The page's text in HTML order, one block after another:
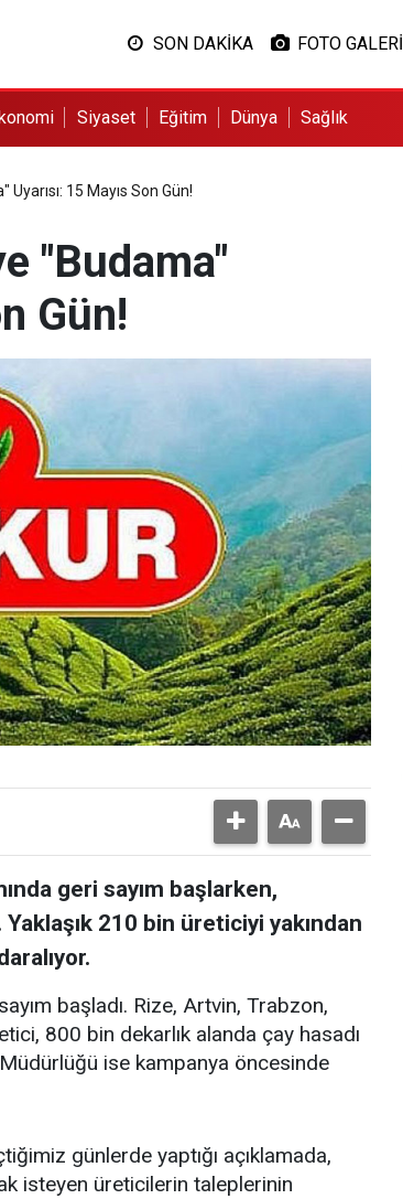
SON DAKİKA FOTO GALERİ
Siyaset Eğitim Dünya Sağlık
15 Mayıs Son Gün!
"Budama"
Gün!
geri sayım başlarken,
210 bin üreticiyi yakından
başladı. Rize, Artvin, Trabzon,
800 bin dekarlık alanda çay hasadı
Müdürlüğü ise kampanya öncesinde
günlerde yaptığı açıklamada,
isteyen üreticilerin taleplerinin